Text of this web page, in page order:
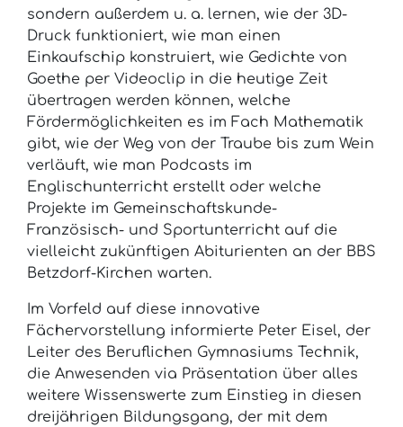
sondern außerdem u. a. lernen, wie der 3D-
Druck funktioniert, wie man einen
Einkaufschip konstruiert, wie Gedichte von
Goethe per Videoclip in die heutige Zeit
übertragen werden können, welche
Fördermöglichkeiten es im Fach Mathematik
gibt, wie der Weg von der Traube bis zum Wein
verläuft, wie man Podcasts im
Englischunterricht erstellt oder welche
Projekte im Gemeinschaftskunde-
Französisch- und Sportunterricht auf die
vielleicht zukünftigen Abiturienten an der BBS
Betzdorf-Kirchen warten.
Im Vorfeld auf diese innovative
Fächervorstellung informierte Peter Eisel, der
Leiter des Beruflichen Gymnasiums Technik,
die Anwesenden via Präsentation über alles
weitere Wissenswerte zum Einstieg in diesen
dreijährigen Bildungsgang, der mit dem